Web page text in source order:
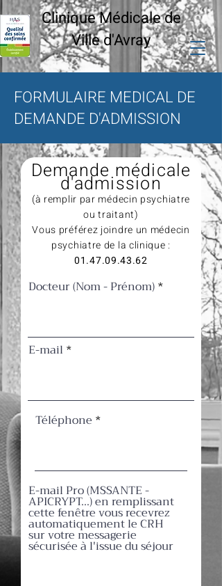
Clinique Médicale de
Villed'Avray
FORMULAIRE MEDICAL DE
DEMANDE D'ADMISSION
Demande médicale
d'admission
(à remplir par médecin psychiatre
outraitant)
Vous préférez joindre un médecin
psychiatre de la clinique :
01.47.09.43.62
Docteur (Nom - Prénom)
E-mail
Téléphone
E-mail Pro (MSSANTE -
APICRYPT...) en remplissant
cette fenêtre vous recevrez
automatiquement le CRH
sur votre messagerie
sécurisée à l'issue du séjour